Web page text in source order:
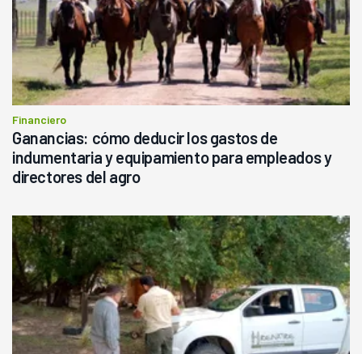
Financiero
Ganancias: cómo deducir los gastos de
indumentaria y equipamiento para empleados y
directores del agro